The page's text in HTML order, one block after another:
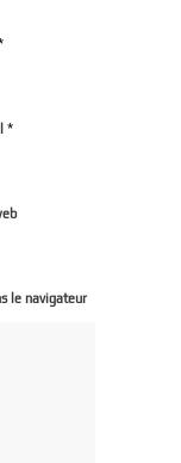
*
le navigateur